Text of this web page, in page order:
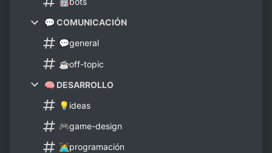
💬 COMUNICACIÓN
💬general
☕off-topic
🧠 DESARROLLO
💡ideas
🎮game-design
🧑‍💻programación